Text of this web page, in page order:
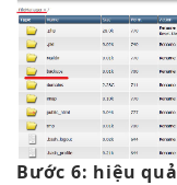
Bước 6: hiệu quả